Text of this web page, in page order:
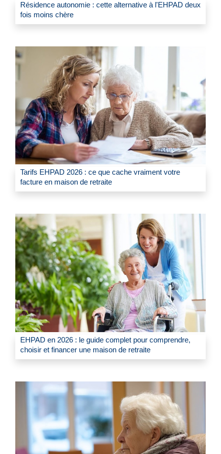
Résidence autonomie : cette alternative à l'EHPAD deux
fois moins chère
Tarifs EHPAD 2026 : ce que cache vraiment votre
facture en maison de retraite
EHPAD en 2026 : le guide complet pour comprendre,
choisir et financer une maison de retraite